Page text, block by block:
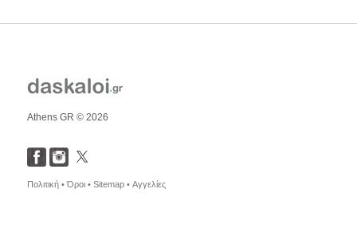
Athens GR © 2026
Πολιτική •Όροι • Sitemap • Αγγελίες